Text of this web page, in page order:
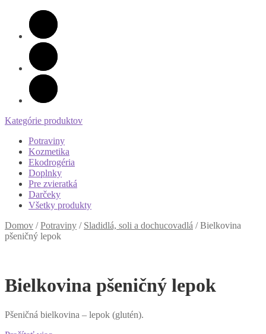
Kategórie produktov
Potraviny
Kozmetika
Ekodrogéria
Doplnky
Pre zvieratká
Darčeky
Všetky produkty
Domov /Potraviny / Sladidlá, soli a dochucovadlá /Bielkovina
pšeničný lepok
Bielkovina pšeničný lepok
Pšeničná bielkovina – lepok (glutén).